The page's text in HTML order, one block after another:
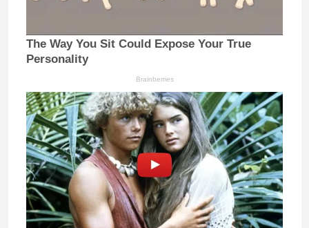
The Way You Sit Could Expose Your True
Personality
Brainberries